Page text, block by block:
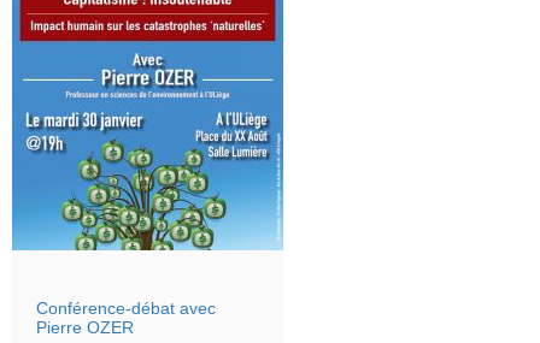
Conférence-débat avec
Pierre OZER